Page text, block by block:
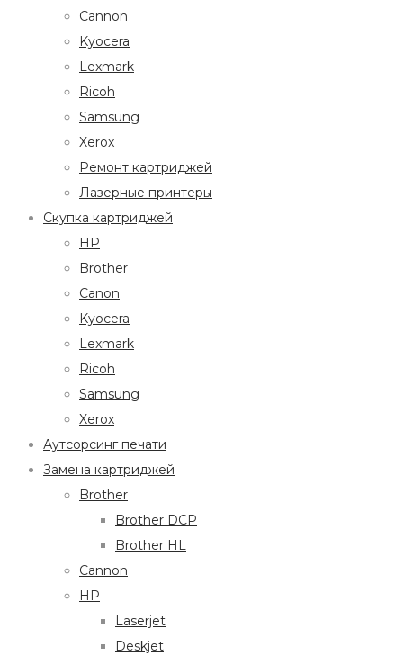
Cannon
Kyocera
Lexmark
Ricoh
Samsung
Xerox
Ремонт картриджей
Лазерные принтеры
Скупка картриджей
HP
Brother
Canon
Kyocera
Lexmark
Ricoh
Samsung
Xerox
Аутсорсинг печати
Замена картриджей
Brother
Brother DCP
Brother HL
Cannon
HP
Laserjet
Deskjet